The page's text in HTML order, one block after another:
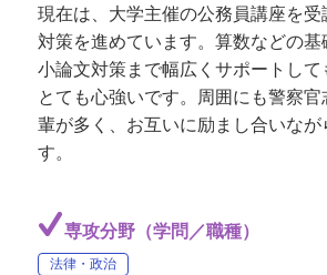
現在は、大学主催の公務員講座を受
対策を進めています。算数などの基
小論文対策まで幅広くサポートして
とても心強いです。周囲にも警察
輩が多く、お互いに励まし合いなが
す。
専攻分野（学問／職種）
法律・政治